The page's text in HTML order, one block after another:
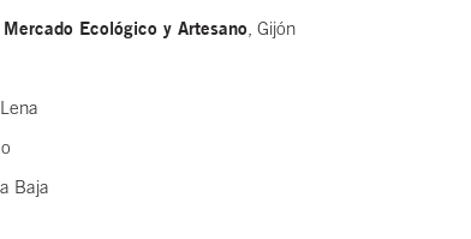
Ecológico y Artesano , Gijón
, Lena
Baja